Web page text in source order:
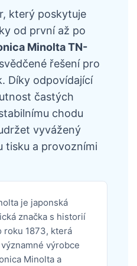
který poskytuje
od první až po
Minolta TN-
řešení pro
Díky odpovídající
častých
chodu
vyvážený
tisku a provozními
je japonská
značka s historií
roku 1873, která
výrobce
Minolta a